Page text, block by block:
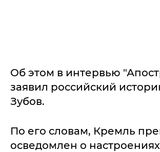
Об этом в интервью
заявил российский
Зубов.
По его словам, Кремль
осведомлен о